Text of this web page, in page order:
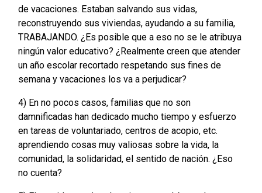
de vacaciones. Estaban salvando sus vidas,
reconstruyendo sus viviendas, ayudando a su familia,
TRABAJANDO. ¿Es posible que a eso no se le atribuya
ningún valor educativo? ¿Realmente creen que atender
un año escolar recortado respetando sus fines de
semana y vacaciones los va a perjudicar?
4) En no pocos casos, familias que no son
damnificadas han dedicado mucho tiempo y esfuerzo
en tareas de voluntariado, centros de acopio, etc.
aprendiendo cosas muy valiosas sobre la vida, la
comunidad, la solidaridad, el sentido de nación. ¿Eso
no cuenta?